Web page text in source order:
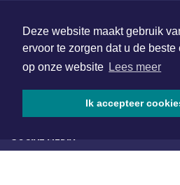
Deze website maakt gebruik
ervoor te zorgen dat u de beste
op onze website Lees meer
Ik accepteer
van Benthuizenlaan 1
1701 BZ Heerhugowaard
072 8200 600
redactie@xyto.nl
www.xyto.nl
SOCIAL MEDIA